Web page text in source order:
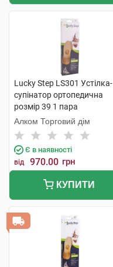
Lucky Step LS301 Устілка-
супінатор ортопедична
розмір 39 1 пара
Алком Торговий дім
Є в наявності
від 970.00 грн
КУПИТИ